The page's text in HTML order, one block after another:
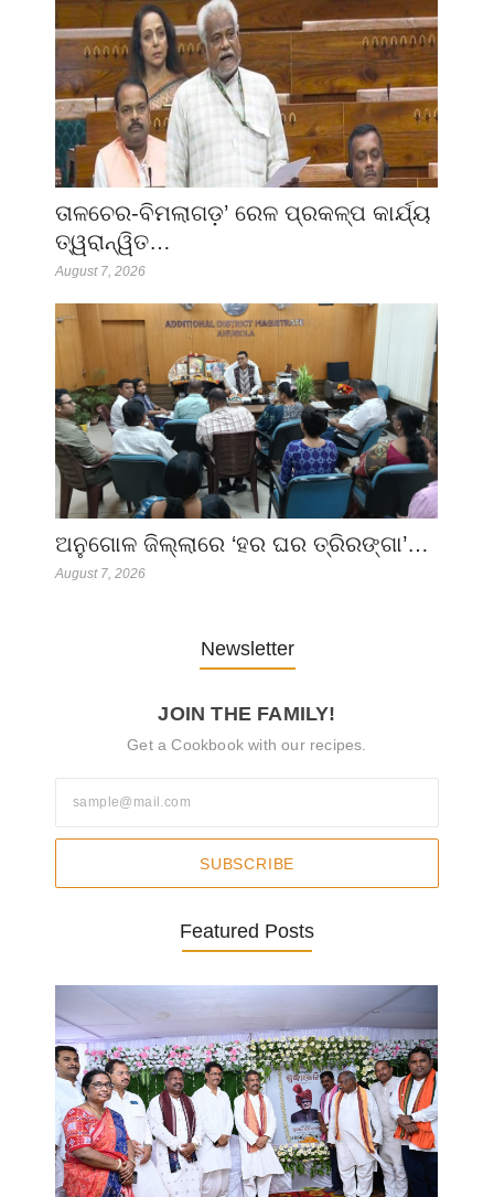
ତାଳଚେର-ବିମଲାଗଡ଼’ ରେଳ ପ୍ରକଳ୍ପ କାର୍ଯ୍ୟ
ତ୍ୱରାନ୍ୱିତ…
August 7, 2026
ଅନୁଗୋଳ ଜିଲ୍ଲାରେ ‘ହର ଘର ତ୍ରିରଙ୍ଗା’…
August 7, 2026
Newsletter
JOIN THE FAMILY!
Get a Cookbook with our recipes.
SUBSCRIBE
Featured Posts